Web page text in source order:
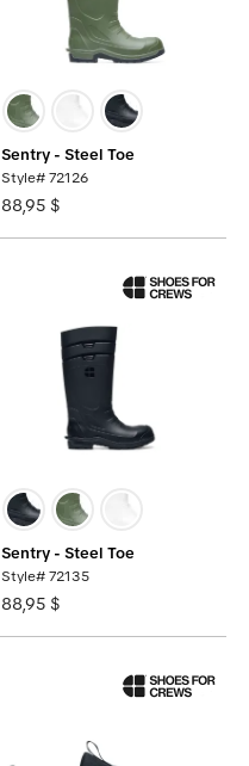
Sentry - Steel Toe
Style# 72126
88,95 $
Sentry - Steel Toe
Style# 72135
88,95 $